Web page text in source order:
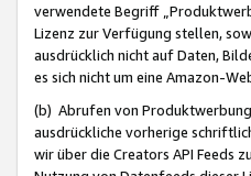
verwendete Begriff
Lizenz zur Verfügung stellen,
ausdrücklich nicht auf Daten,
es sich nicht um eine Amazon-
(b) Abrufen von
ausdrückliche vorherige
wir über die Creators API Feeds